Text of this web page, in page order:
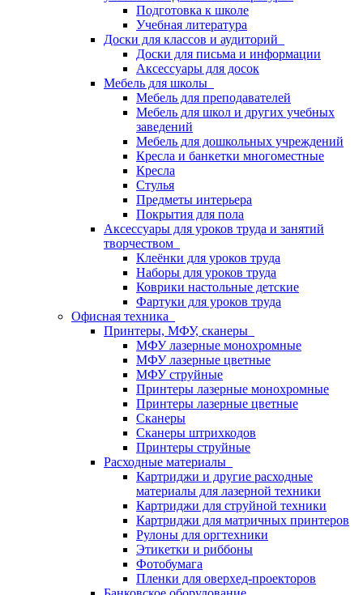
Подготовка к школе
Учебная литература
Доски для классов и аудиторий
Доски для письма и информации
Аксессуары для досок
Мебель для школы
Мебель для преподавателей
Мебель для школ и других учебных
заведений
Мебель для дошкольных учреждений
Кресла и банкетки многоместные
Кресла
Стулья
Предметы интерьера
Покрытия для пола
Аксессуары для уроков труда и занятий
творчеством
Клеёнки для уроков труда
Наборы для уроков труда
Коврики настольные детские
Фартуки для уроков труда
Офисная техника
Принтеры, МФУ, сканеры
МФУ лазерные монохромные
МФУ лазерные цветные
МФУ струйные
Принтеры лазерные монохромные
Принтеры лазерные цветные
Сканеры
Сканеры штрихкодов
Принтеры струйные
Расходные материалы
Картриджи и другие расходные
материалы для лазерной техники
Картриджи для струйной техники
Картриджи для матричных принтеров
Рулоны для оргтехники
Этикетки и риббоны
Фотобумага
Пленки для оверхед-проекторов